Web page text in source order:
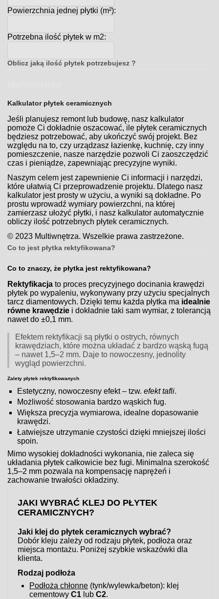
Powierzchnia jednej płytki (m²):
Potrzebna ilość płytek w m2:
Oblicz jaką ilość płytek potrzebujesz ?
Kalkulator płytek ceramicznych
Jeśli planujesz remont lub budowę, nasz kalkulator
pomoże Ci dokładnie oszacować, ile płytek ceramicznych
będziesz potrzebować, aby ukończyć swój projekt. Bez
względu na to, czy urządzasz łazienkę, kuchnię, czy inny
pomieszczenie, nasze narzędzie pozwoli Ci zaoszczędzić
czas i pieniądze, zapewniając precyzyjne wyniki.
Naszym celem jest zapewnienie Ci informacji i narzędzi,
które ułatwią Ci przeprowadzenie projektu. Dlatego nasz
kalkulator jest prosty w użyciu, a wyniki są dokładne. Po
prostu wprowadź wymiary powierzchni, na której
zamierzasz ułożyć płytki, i nasz kalkulator automatycznie
obliczy ilość potrzebnych płytek ceramicznych.
© 2023 Multiwnętrza. Wszelkie prawa zastrzeżone.
Co to jest płytka rektyfikowana?
Co to znaczy, że płytka jest rektyfikowana?
Rektyfikacja to proces precyzyjnego docinania krawędzi
płytek po wypaleniu, wykonywany przy użyciu specjalnych
tarcz diamentowych. Dzięki temu każda płytka ma idealnie
równe krawędzie i dokładnie taki sam wymiar, z tolerancją
nawet do ±0,1 mm.
Efektem rektyfikacji są płytki o ostrych, równych
krawędziach, które można układać z bardzo wąską fugą
– nawet 1,5–2 mm. Daje to nowoczesny, jednolity
wygląd powierzchni.
Zalety płytek rektyfikowanych
Estetyczny, nowoczesny efekt – tzw.efekt tafli.
Możliwość stosowania bardzo wąskich fug.
Większa precyzja wymiarowa, idealne dopasowanie
krawędzi.
Łatwiejsze utrzymanie czystości dzięki mniejszej ilości
spoin.
Mimo wysokiej dokładności wykonania, nie zaleca się
układania płytek całkowicie bez fugi. Minimalna szerokość
1,5–2 mm pozwala na kompensację naprężeń i
zachowanie trwałości okładziny.
JAKI WYBRAĆ KLEJ DO PŁYTEK
CERAMICZNYCH?
Jaki klej do płytek ceramicznych wybrać?
Dobór kleju zależy od rodzaju płytek, podłoża oraz
miejsca montażu. Poniżej szybkie wskazówki dla
klienta.
Rodzaj podłoża
Podłoża chłonne (tynk/wylewka/beton): klej
cementowyC1 lubC2.